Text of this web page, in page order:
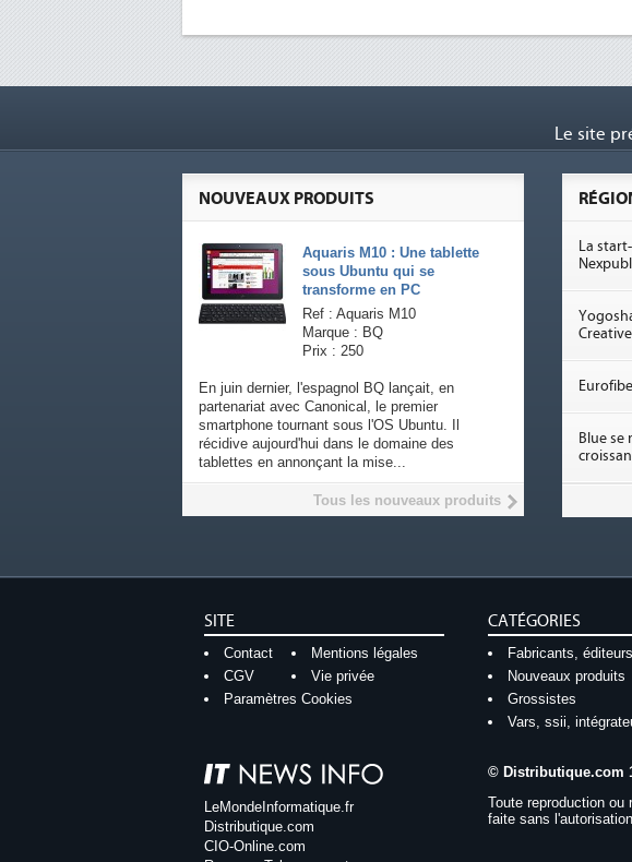
Le site
NOUVEAUX PRODUITS
Aquaris M10 : Une tablette
sous Ubuntu qui se
transforme en PC
Ref : Aquaris M10
Marque : BQ
Prix : 250
En juin dernier, l'espagnol BQ lançait, en
partenariat avec Canonical, le premier
smartphone tournant sous l'OS Ubuntu. Il
récidive aujourd'hui dans le domaine des
tablettes en annonçant la mise...
Tous les nouveaux produits
La
Creative
Blue se
SITE
Contact
Mentions légales
CGV
Vie privée
Paramètres Cookies
CATÉGORIES
Fabricants, éditeurs
Nouveaux produits
Grossistes
Vars, ssii,
LeMondeInformatique.fr
Distributique.com
CIO-Online.com
© Distributique.com
Toute reproduction ou
faite sans